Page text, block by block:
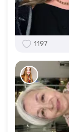
1197